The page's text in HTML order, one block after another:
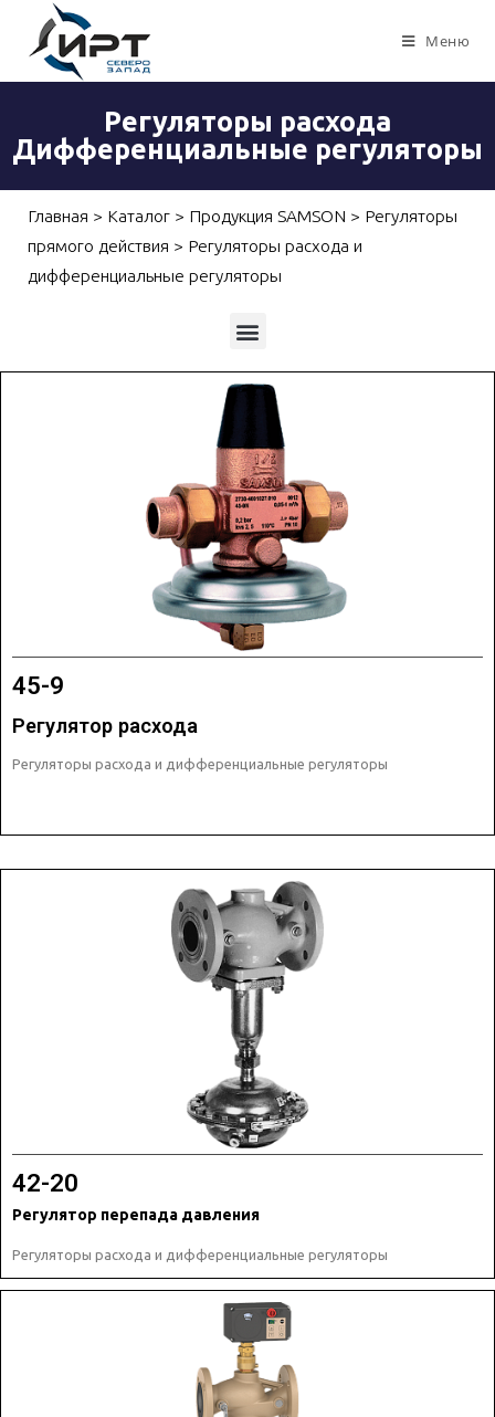
Меню
Регуляторы расхода
Дифференциальные регуляторы
Главная > Каталог > Продукция SAMSON > Регуляторы
прямого действия > Регуляторы расхода и
дифференциальные регуляторы
45-9
Регулятор расхода
Регуляторы расхода и дифференциальные регуляторы
42-20
Регулятор перепада давления
Регуляторы расхода и дифференциальные регуляторы